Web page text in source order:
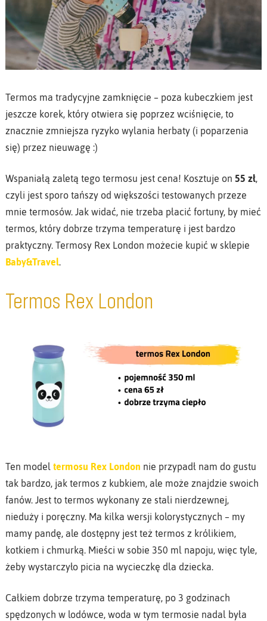
Termos ma tradycyjne zamknięcie – poza kubeczkiem jest
jeszcze korek, który otwiera się poprzez wciśnięcie, to
znacznie zmniejsza ryzyko wylania herbaty (i poparzenia
się) przez nieuwagę :)
Wspaniałą zaletą tego termosu jest cena! Kosztuje on 55 zł,
czyli jest sporo tańszy od większości testowanych przeze
mnie termosów. Jak widać, nie trzeba płacić fortuny, by mieć
termos, który dobrze trzyma temperaturę i jest bardzo
praktyczny. Termosy Rex London możecie kupić w sklepie
Baby&Travel
Termos Rex London
Ten model termosu Rex London nie przypadł nam do gustu
tak bardzo, jak termos z kubkiem, ale może znajdzie swoich
fanów. Jest to termos wykonany ze stali nierdzewnej,
nieduży i poręczny. Ma kilka wersji kolorystycznych – my
mamy pandę, ale dostępny jest też termos z królikiem,
kotkiem i chmurką. Mieści w sobie 350 ml napoju, więc tyle,
żeby wystarczyło picia na wycieczkę dla dziecka.
Całkiem dobrze trzyma temperaturę, po 3 godzinach
spędzonych w lodówce, woda w tym termosie nadal była